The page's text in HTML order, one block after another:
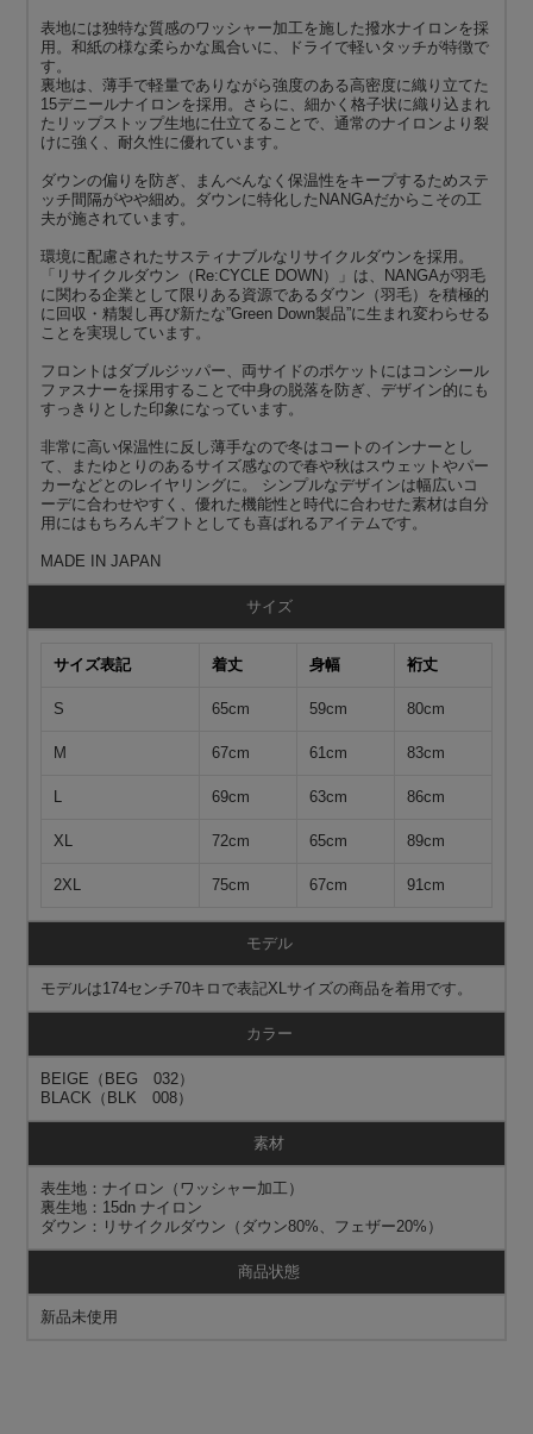
表地には独特な質感のワッシャー加工を施した撥水ナイロンを採
用。和紙の様な柔らかな風合いに、ドライで軽いタッチが特徴で
す。
裏地は、薄手で軽量でありながら強度のある高密度に織り立てた
15デニールナイロンを採用。さらに、細かく格子状に織り込まれ
たリップストップ生地に仕立てることで、通常のナイロンより裂
けに強く、耐久性に優れています。
ダウンの偏りを防ぎ、まんべんなく保温性をキープするためステ
ッチ間隔がやや細め。ダウンに特化したNANGAだからこその工
夫が施されています。
環境に配慮されたサスティナブルなリサイクルダウンを採用。
「リサイクルダウン（Re:CYCLE DOWN）」は、NANGAが羽毛
に関わる企業として限りある資源であるダウン（羽毛）を積極的
に回収・精製し再び新たな”Green Down製品”に生まれ変わらせる
ことを実現しています。
フロントはダブルジッパー、両サイドのポケットにはコンシール
ファスナーを採用することで中身の脱落を防ぎ、デザイン的にも
すっきりとした印象になっています。
非常に高い保温性に反し薄手なので冬はコートのインナーとし
て、またゆとりのあるサイズ感なので春や秋はスウェットやパー
カーなどとのレイヤリングに。 シンプルなデザインは幅広いコ
ーデに合わせやすく、優れた機能性と時代に合わせた素材は自分
用にはもちろんギフトとしても喜ばれるアイテムです。
MADE IN JAPAN
サイズ
サイズ表記 着丈 身幅 裄丈
S 65cm 59cm 80cm
M 67cm 61cm 83cm
69cm 63cm 86cm
XL 72cm 65cm 89cm
2XL 75cm 67cm 91cm
モデル
モデルは174センチ70キロで表記XLサイズの商品を着用です。
カラー
BEIGE（BEG 032）
BLACK（BLK 008）
素材
表生地：ナイロン（ワッシャー加工）
裏生地：15dn ナイロン
ダウン：リサイクルダウン（ダウン80%、フェザー20%）
商品状態
新品未使用